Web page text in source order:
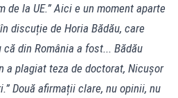
la UE.” Aici e un moment aparte
discuție de Horia Bădău, care
din România a fost... Bădău
a plagiat teza de doctorat, Nicușor
Două afirmații clare, nu opinii, nu